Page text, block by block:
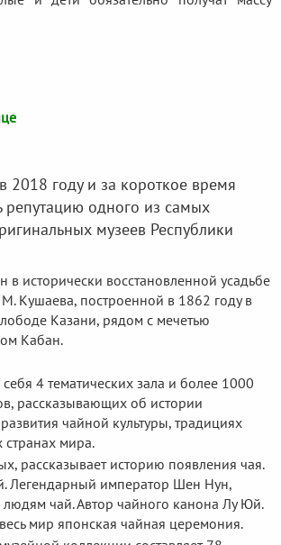
2018 году и за короткое время
репутацию одного из самых
музеев Республики
в исторически восстановленной усадьбе
М. Кушаева, построенной в 1862 году в
Казани, рядом с мечетью
Кабан.
4 тематических зала и более 1000
рассказывающих об истории
чайной культуры, традициях
странах мира.
рассказывает историю появления чая.
Легендарный император Шен Нун,
чай. Автор чайного канона Лу Юй.
мир японская чайная церемония.